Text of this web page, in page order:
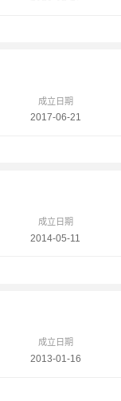
成立日期
2017-06-21
成立日期
2014-05-11
成立日期
2013-01-16